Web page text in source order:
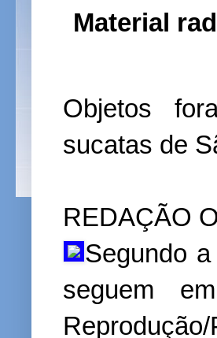
Material
Objetos
sucatas de
REDAÇÃO
Segundo
seguem